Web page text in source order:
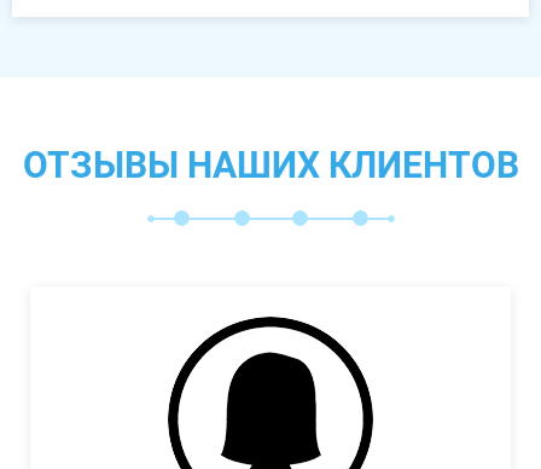
ОТЗЫВЫ НАШИХ КЛИЕНТОВ